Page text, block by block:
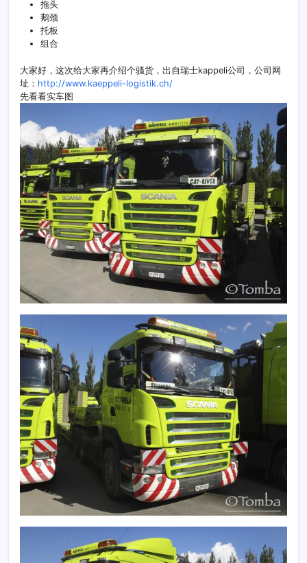
拖头
鹅颈
托板
组合
大家好，这次给大家再介绍个骚货，出自瑞士kappeli公司，公司网
址： http://www.kaeppeli-logistik.ch/
先看看实车图